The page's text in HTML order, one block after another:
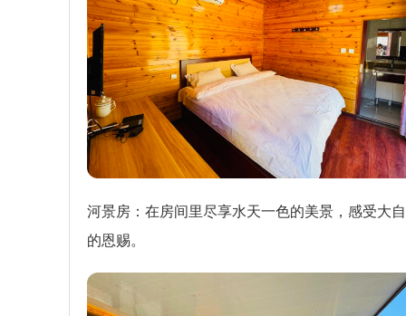
河景房：在房间里尽享水天一色的美景，感受大
的恩赐。